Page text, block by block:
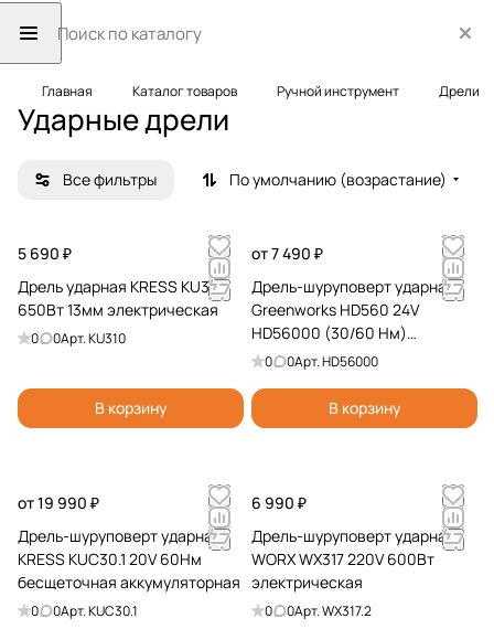
Главная Каталог товаров Ручной инструмент Дрели
Ударные дрели
Все фильтры По умолчанию (возрастание)
5 690 ₽
Дрель ударная KRESS KU310
650Вт 13мм электрическая
0 0Арт.KU310
В корзину
от 7 490 ₽
Дрель-шуруповерт ударная
Greenworks HD560 24V
HD56000 (30/60 Нм)
бесщеточная аккумуляторная
0 0Арт.HD56000
В корзину
от 19 990 ₽
Дрель-шуруповерт ударная
KRESS KUC30.1 20V 60Нм
бесщеточная аккумуляторная
0 0Арт.KUC30.1
6 990 ₽
Дрель-шуруповерт ударная
WORX WX317 220V 600Вт
электрическая
0 0Арт.WX317.2